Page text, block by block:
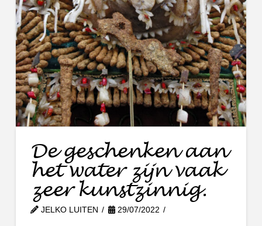
De geschenken aan
het water zijn vaak
zeer kunstzinnig.
JELKO LUITEN 29/07/2022